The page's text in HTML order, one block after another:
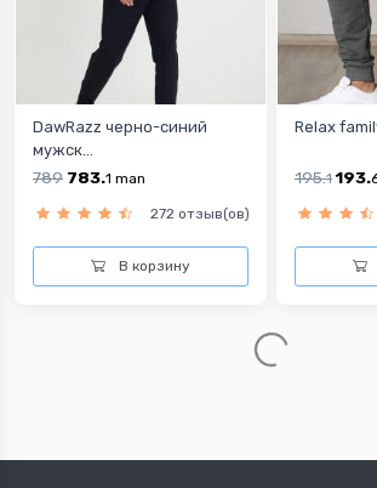
DawRazz черно-синий
мужск...
789 783.1 man
272 отзыв(ов)
В корзину
Relax
195.1 193.